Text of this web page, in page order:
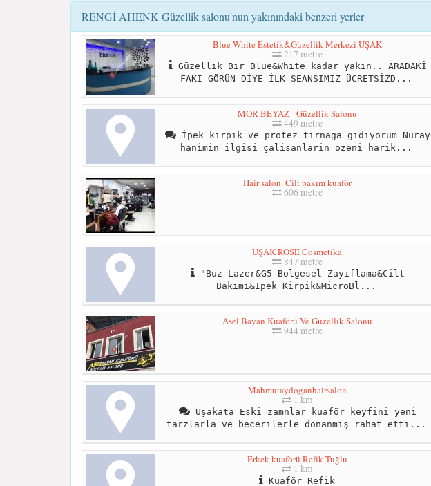
RENGİ AHENK Güzellik salonu'nun yakınındaki benzeri yerler
Blue White Estetik&Güzellik Merkezi UŞAK
217 metre
Güzellik Bir Blue&White kadar yakın.. ARADAKİ
FAKI GÖRÜN DİYE İLK SEANSIMIZ ÜCRETSİZD...
MOR BEYAZ - Güzellik Salonu
449 metre
İpek kirpik ve protez tirnaga gidiyorum Nuray
hanimin ilgisi çalisanlarin özeni harik...
Hair salon. Cilt bakım kuaför
606 metre
UŞAK ROSE Cosmetika
847 metre
"Buz Lazer&G5 Bölgesel Zayıflama&Cilt
Bakımı&İpek Kirpik&MicroBl...
Asel Bayan Kuaförü Ve Güzellik Salonu
944 metre
Mahmutaydoganhairsalon
1 km
Uşakata Eski zamnlar kuaför keyfini yeni
tarzlarla ve becerilerle donanmış rahat etti...
Erkek kuaförü Refik Tuğlu
1 km
Kuaför Refik